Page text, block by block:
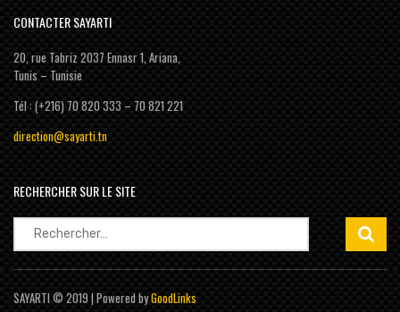
CONTACTER SAYARTI
20, rue Tabriz 2037 Ennasr 1, Ariana,
Tunis – Tunisie
Tél : (+216) 70 820 333 – 70 821 221
direction@sayarti.tn
RECHERCHER SUR LE SITE
Rechercher :
SAYARTI © 2019 | Powered byGoodLinks